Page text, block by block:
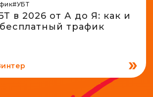
#УБТ
в 2026 от А до Я: как и
трафик